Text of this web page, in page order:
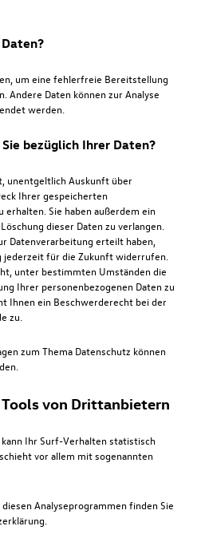
um eine fehlerfreie Bereitstellung
Andere Daten können zur Analyse
werden.
bezüglich Ihrer Daten?
unentgeltlich Auskunft über
Ihrer gespeicherten
erhalten. Sie haben außerdem ein
dieser Daten zu verlangen.
Datenverarbeitung erteilt haben,
jederzeit für die Zukunft widerrufen.
unter bestimmten Umständen die
Ihrer personenbezogenen Daten zu
Ihnen ein Beschwerderecht bei der
zu.
zum Thema Datenschutz können
von Dritt­anbietern
Ihr Surf-Verhalten statistisch
vor allem mit sogenannten
Analyseprogrammen finden Sie